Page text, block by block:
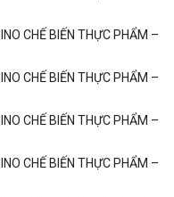
CHẾ BIẾN THỰC PHẨM –
CHẾ BIẾN THỰC PHẨM –
CHẾ BIẾN THỰC PHẨM –
CHẾ BIẾN THỰC PHẨM –